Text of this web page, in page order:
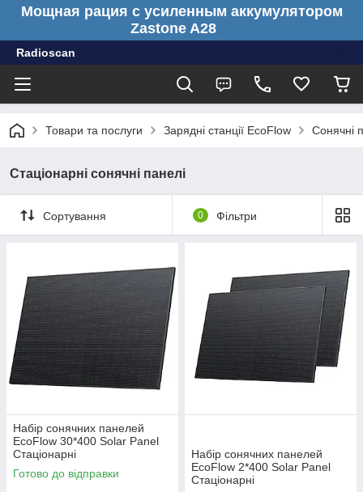
Мощная рация с усиленным аккумулятором
Zastone A28
Radioscan
Товари та послуги Зарядні станції EcoFlow Сонячні
Стаціонарні сонячні панелі
Сортування 0 Фільтри
Набір сонячних панелей
EcoFlow 30*400 Solar Panel
Стаціонарні
Готово до відправки
Набір сонячних панелей
EcoFlow 2*400 Solar Panel
Стаціонарні